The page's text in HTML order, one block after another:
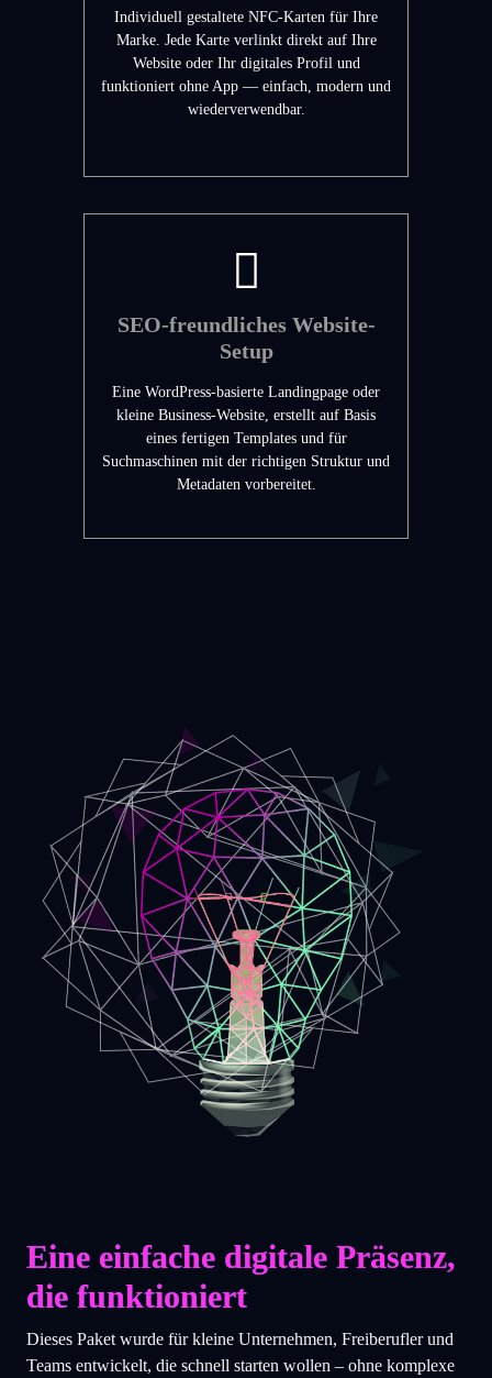
Individuell gestaltete NFC-Karten für Ihre
Marke. Jede Karte verlinkt direkt auf Ihre
Website oder Ihr digitales Profil und
funktioniert ohne App — einfach, modern und
wiederverwendbar.
SEO-freundliches Website-
Setup
Eine WordPress-basierte Landingpage oder
kleine Business-Website, erstellt auf Basis
eines fertigen Templates und für
Suchmaschinen mit der richtigen Struktur und
Metadaten vorbereitet.
Eine einfache digitale Präsenz,
die funktioniert
Dieses Paket wurde für kleine Unternehmen, Freiberufler und
Teams entwickelt, die schnell starten wollen – ohne komplexe